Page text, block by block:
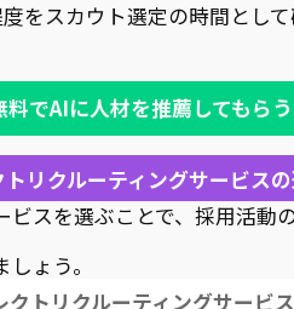
をスカウト選定の時間とし
料でAIに人材を推薦してもら
リクルーティングサービス
ビスを選ぶことで、採用活動
ょう。
クトリクルーティングサービ